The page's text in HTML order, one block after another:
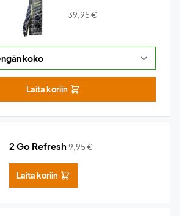
39,95€
Laita koriin
2 Go Refresh9,95€
Laita koriin